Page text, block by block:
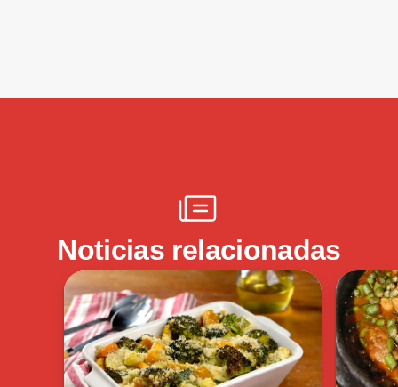
Noticias relacionadas